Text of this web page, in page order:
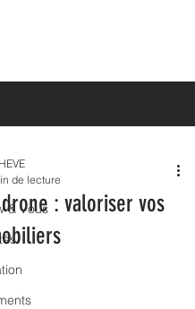
& Vous : valoriser vos
de lecture